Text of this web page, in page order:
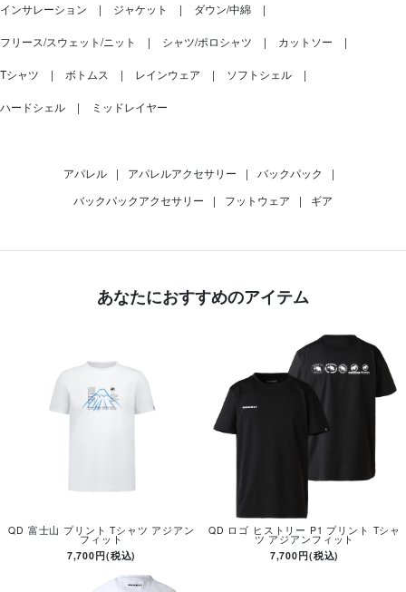
インサレーション ジャケット ダウン/中綿
フリース/スウェット/ニット シャツ/ポロシャツ カットソー
Tシャツ ボトムス レインウェア ソフトシェル
ハードシェル ミッドレイヤー
アパレル | アパレルアクセサリー | バックパック
|
バックパックアクセサリー
| フットウェア | ギア
あなたにおすすめのアイテム
QD 富士山 プリント Tシャツ アジアン
フィット
7,700円(税込)
QD ロゴ ヒストリー P1 プリント Tシャ
ツ アジアンフィット
7,700円(税込)